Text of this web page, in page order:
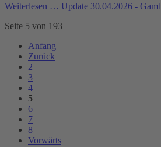
Weiterlesen … Update 30.04.2026 -
Seite 5 von 193
Anfang
Zurück
2
3
4
5
6
7
8
Vorwärts